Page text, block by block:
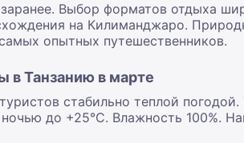
Выбор форматов отдыха
на Килиманджаро.
опытных путешественников.
в Танзанию в марте
стабильно теплой
до +25°С. Влажность 100%.